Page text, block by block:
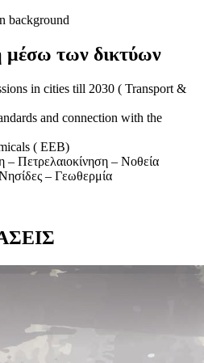
των δικτύων
in cities till 2030 ( Transport &
and connection with the
( EEB)
– Πετρελαιοκίνηση – Νοθεία
– Γεωθερμία